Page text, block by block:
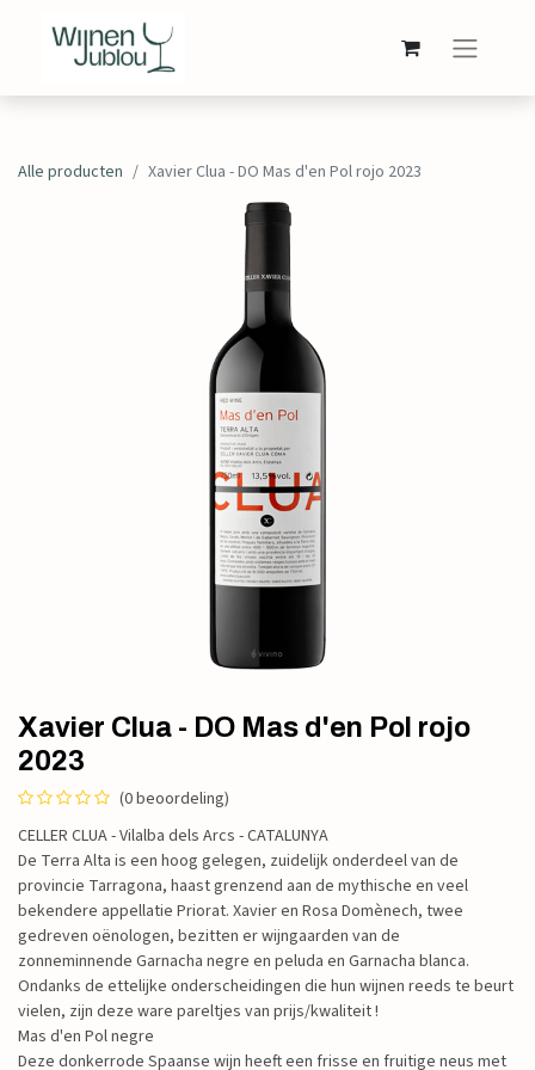
Alle producten Xavier Clua - DO Mas d'en Pol rojo 2023
Xavier Clua - DO Mas d'en Pol rojo
2023
(0 beoordeling)
CELLER CLUA - Vilalba dels Arcs - CATALUNYA
De Terra Alta is een hoog gelegen, zuidelijk onderdeel van de
provincie Tarragona, haast grenzend aan de mythische en veel
bekendere appellatie Priorat. Xavier en Rosa Domènech, twee
gedreven oënologen, bezitten er wijngaarden van de
zonneminnende Garnacha negre en peluda en Garnacha blanca.
Ondanks de ettelijke onderscheidingen die hun wijnen reeds te beurt
vielen, zijn deze ware pareltjes van prijs/kwaliteit !
Mas d'en Pol negre
Deze donkerrode Spaanse wijn heeft een frisse en fruitige neus met